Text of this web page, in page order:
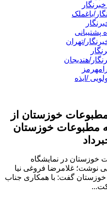
باغملک
تهران
هندیجان
/ایذه
خوزستان از
مطبوعات خوزستان
خوزستان در نمایشگاه
نوشت؛ غلامرضا فروغی نیا
گفت: با همکاری جناب